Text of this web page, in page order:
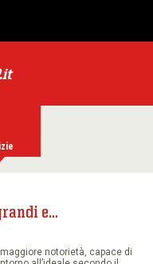
e…
notorietà, capace di